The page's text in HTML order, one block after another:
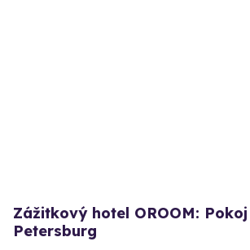
Zážitkový hotel OROOM: Pokoj
Petersburg